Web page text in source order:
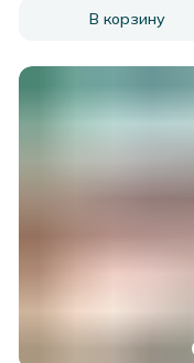
В корзину